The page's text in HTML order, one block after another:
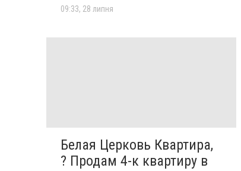
09:33, 28 липня
Белая Церковь Квартира,
? Продам 4-к квартиру в